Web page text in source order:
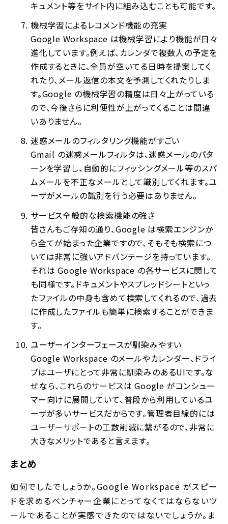
キュメント等をサイト内に組み込むことも可能です。
機械学習によるレコメンド機能の充実
Google Workspace は機械学習により機能が日々
進化しています。例えば、カレンダで複数人の予定を
作成するときに、全員が空いてる日時を提案してく
れたり、メール返信の本文を予測してくれたりしま
す。Google の機械学習の精度は日々上がっている
ので、今後さらに利便性が上がってくることは間違
いありません。
迷惑メールのフィルタリング機能がすごい
Gmail の迷惑メールフィルタは、迷惑メールのパタ
ーンを学習し、自動的にフィッシングメール等のスパ
ムメールを不正なメールとして識別してくれます。ユ
ーザがメールの識別を行う必要はありません。
サービス全般的な検索機能の強さ
皆さんもご存知の通り、Google は検索エンジンか
ら全てが始まった企業ですので、そもそも検索につ
いては非常に強いアドバンテージを持っています。
それは Google Workspace の各サービスに関して
も同様です。ドキュメントやスプレッドシートといっ
たファイルの中身も含めて検索してくれるので、過去
に作成したファイルも簡単に検索することができま
す。
ユーザーインターフェースが馴染みやすい
Google Workspace のメールやカレンダー、ドライ
ブはユーザにとって非常に馴染みのあるUIです。な
ぜなら、これらのサービスは Google がコンシュー
マー向けに展開していて、普段から利用しているユ
ーザが多いサービスだからです。管理者目線的には
ユーザーサポートの工数削減に繋がるので、非常に
大きなメリットであると言えます。
まとめ
如何でしたでしょうか。Google Workspace がスピー
ドを求めるベンチャー企業にとってなくてはならないツ
ールであることが実感できたのではないでしょうか。ま